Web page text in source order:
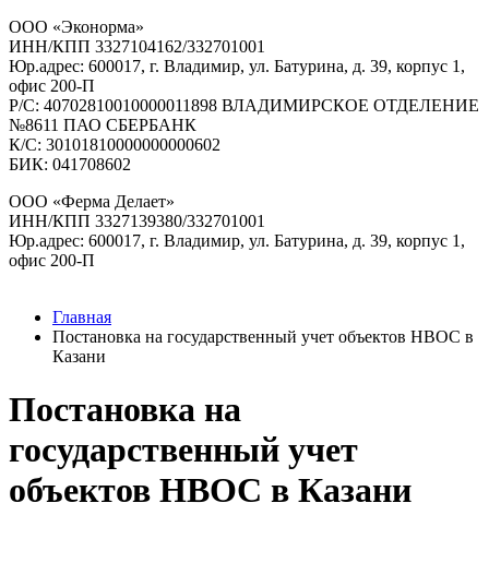
ООО «Эконорма»
ИНН/КПП 3327104162/332701001
Юр.адрес: 600017, г. Владимир, ул. Батурина, д. 39, корпус 1,
офис 200-П
Р/C: 40702810010000011898 ВЛАДИМИРСКОЕ ОТДЕЛЕНИЕ
№8611 ПАО СБЕРБАНК
К/С: 30101810000000000602
БИК: 041708602
ООО «Ферма Делает»
ИНН/КПП 3327139380/332701001
Юр.адрес: 600017, г. Владимир, ул. Батурина, д. 39, корпус 1,
офис 200-П
Главная
Постановка на государственный учет объектов НВОС в
Казани
Постановка на
государственный учет
объектов НВОС в Казани